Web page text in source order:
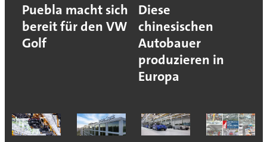
Puebla macht sich
bereit für den VW
Golf
Diese
chinesischen
Autobauer
produzieren in
Europa